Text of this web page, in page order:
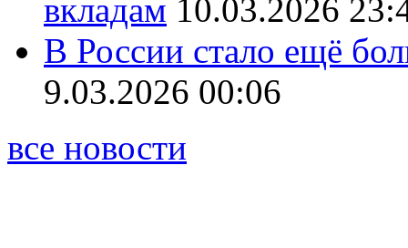
вкладам 10.03.2026
В России стало ещё
9.03.2026 00:06
все новости